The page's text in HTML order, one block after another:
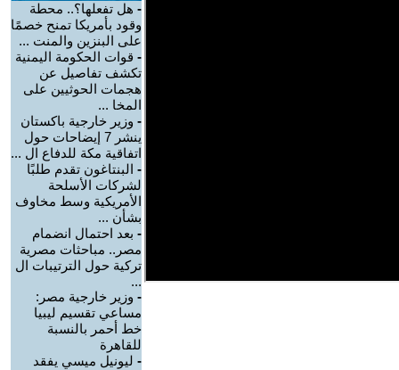
- هل تفعلها؟.. محطة
وقود بأمريكا تمنح خصمًا
على البنزين والمنت ...
- قوات الحكومة اليمنية
تكشف تفاصيل عن
هجمات الحوثيين على
المخا ...
- وزير خارجية باكستان
ينشر 7 إيضاحات حول
اتفاقية مكة للدفاع ال ...
- البنتاغون تقدم طلبًا
لشركات الأسلحة
الأمريكية وسط مخاوف
بشأن ...
- بعد احتمال انضمام
مصر.. مباحثات مصرية
تركية حول الترتيبات ال
...
- وزير خارجية مصر:
مساعي تقسيم ليبيا
خط أحمر بالنسبة
للقاهرة
- ليونيل ميسي يفقد